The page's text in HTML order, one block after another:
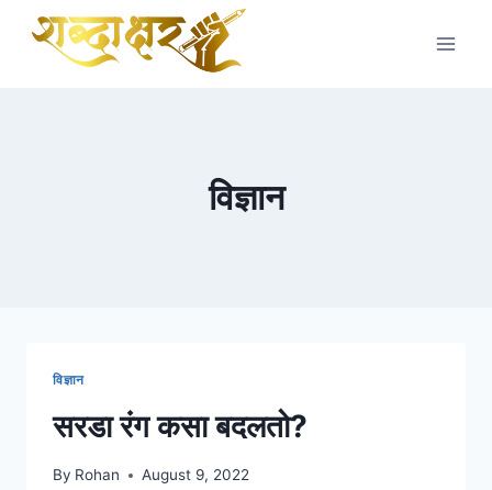
विज्ञान
विज्ञान
सरडा रंग कसा बदलतो?
By Rohan August 9, 2022